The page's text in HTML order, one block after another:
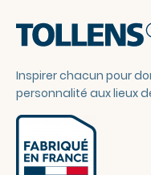
Inspirer chacun pour
personnalité aux lieux